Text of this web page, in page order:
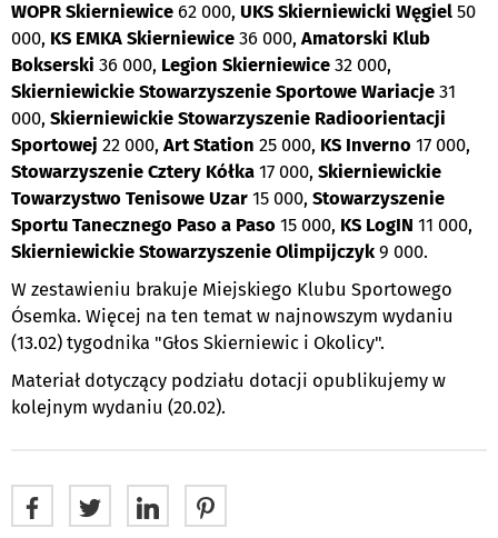
WOPR Skierniewice 62 000, UKS Skierniewicki Węgiel 50
000, KS EMKA Skierniewice 36 000, Amatorski Klub
Bokserski 36 000, Legion Skierniewice 32 000,
Skierniewickie Stowarzyszenie Sportowe Wariacje 31
000, Skierniewickie Stowarzyszenie Radioorientacji
Sportowej 22 000, Art Station 25 000, KS Inverno 17 000,
Stowarzyszenie Cztery Kółka 17 000, Skierniewickie
Towarzystwo Tenisowe Uzar 15 000, Stowarzyszenie
Sportu Tanecznego Paso a Paso 15 000, KS LogIN 11 000,
Skierniewickie Stowarzyszenie Olimpijczyk 9 000.
W zestawieniu brakuje Miejskiego Klubu Sportowego
Ósemka. Więcej na ten temat w najnowszym wydaniu
(13.02) tygodnika "Głos Skierniewic i Okolicy".
Materiał dotyczący podziału dotacji opublikujemy w
kolejnym wydaniu (20.02).